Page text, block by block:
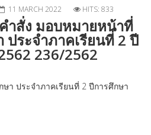
11 MARCH 2022 HITS: 833
ำสั่ง มอบหมายหน้าที่
ประจำภาคเรียนที่ 2 ปี
236/2562
า ประจำภาคเรียนที่ 2 ปีการศึกษา